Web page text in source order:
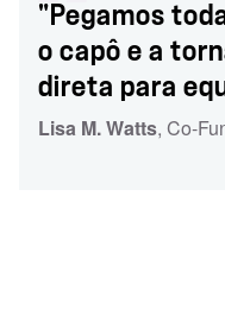
"Pegamos
o capô e a
direta para
Lisa M. Watts, Co-